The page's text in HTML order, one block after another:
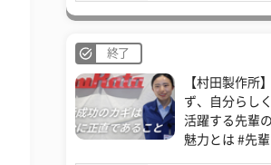
終了
【村田製作所
ず、自分らし
活躍する先輩
魅力とは #先